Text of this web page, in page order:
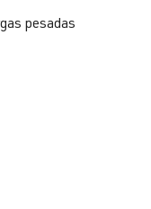
pesadas